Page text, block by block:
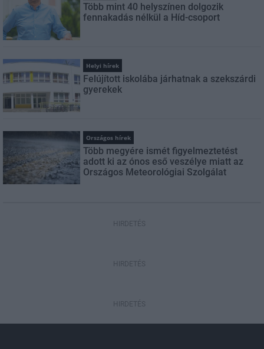
Több mint 40 helyszínen dolgozik
fennakadás nélkül a Híd-csoport
Helyi hírek
Felújított iskolába járhatnak a szekszárdi
gyerekek
Országos hírek
Több megyére ismét figyelmeztetést
adott ki az ónos eső veszélye miatt az
Országos Meteorológiai Szolgálat
HIRDETÉS
HIRDETÉS
HIRDETÉS